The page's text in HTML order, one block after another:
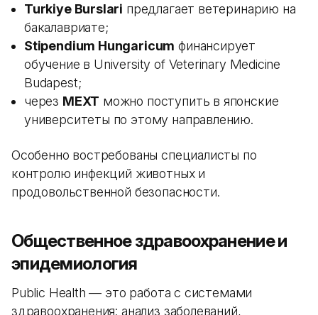
Turkiye Burslari предлагает ветеринарию на
бакалавриате;
Stipendium Hungaricum финансирует
обучение в University of Veterinary Medicine
Budapest;
через MEXT можно поступить в японские
университеты по этому направлению.
Особенно востребованы специалисты по
контролю инфекций животных и
продовольственной безопасности.
Общественное здравоохранение и
эпидемиология
Public Health — это работа с системами
здравоохранения: анализ заболеваний,